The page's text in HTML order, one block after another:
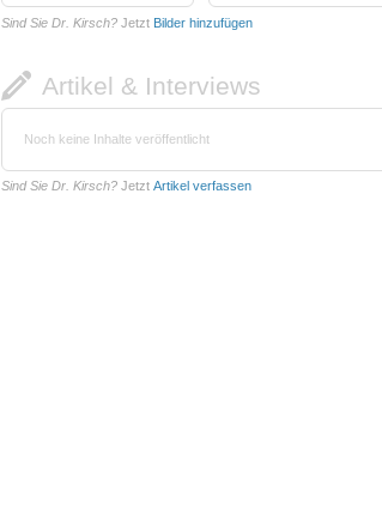
Sind Sie Dr. Kirsch? Jetzt Bilder hinzufügen
Artikel & Interviews
Noch keine Inhalte veröffentlicht
Sind Sie Dr. Kirsch? Jetzt Artikel verfassen